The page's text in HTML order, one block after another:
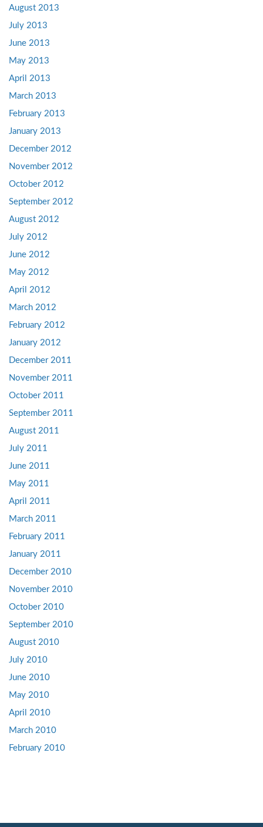
August 2013
July 2013
June 2013
May 2013
April 2013
March 2013
February 2013
January 2013
December 2012
November 2012
October 2012
September 2012
August 2012
July 2012
June 2012
May 2012
April 2012
March 2012
February 2012
January 2012
December 2011
November 2011
October 2011
September 2011
August 2011
July 2011
June 2011
May 2011
April 2011
March 2011
February 2011
January 2011
December 2010
November 2010
October 2010
September 2010
August 2010
July 2010
June 2010
May 2010
April 2010
March 2010
February 2010